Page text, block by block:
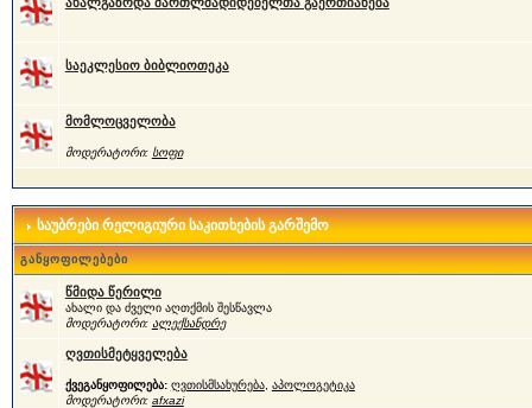
საეკლესიო ბიბლიოთეკა
მომლოცველობა
მოდერატორი: სოფი
საუბრები რელიგიური საკითხების გარშემო
განყოფილებები
წმიდა წერილი
ახალი და ძველი აღთქმის შესწავლა
მოდერატორი: ალექსანდრე
ღვთისმეტყველება
ქვეგანყოფილება: ღვთისმსახურება, აპოლოგეტიკა
მოდერატორი: afxazi